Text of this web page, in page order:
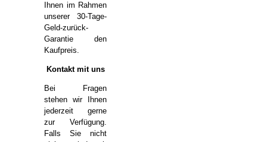
Ihnen im Rahmen
unserer 30-Tage-
Geld-zurück-
Garantie den
Kaufpreis.
Kontakt mit uns
Bei Fragen
stehen wir Ihnen
jederzeit gerne
zur Verfügung.
Falls Sie nicht